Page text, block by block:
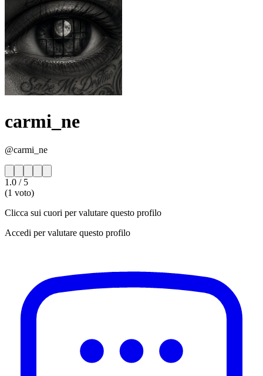
carmi_ne
@carmi_ne
1.0 / 5
(1 voto)
Clicca sui cuori per valutare questo profilo
Accedi per valutare questo profilo